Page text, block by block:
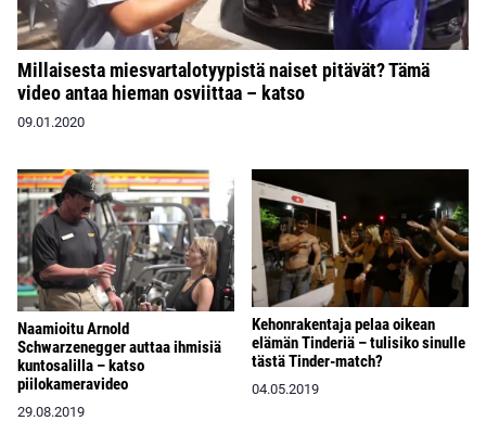
Millaisesta miesvartalotyypistä naiset pitävät? Tämä
video antaa hieman osviittaa – katso
09.01.2020
Naamioitu Arnold
Schwarzenegger auttaa ihmisiä
kuntosalilla – katso
piilokameravideo
29.08.2019
Kehonrakentaja pelaa oikean
elämän Tinderiä – tulisiko sinulle
tästä Tinder-match?
04.05.2019